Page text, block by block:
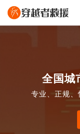
全国城
专业、正规